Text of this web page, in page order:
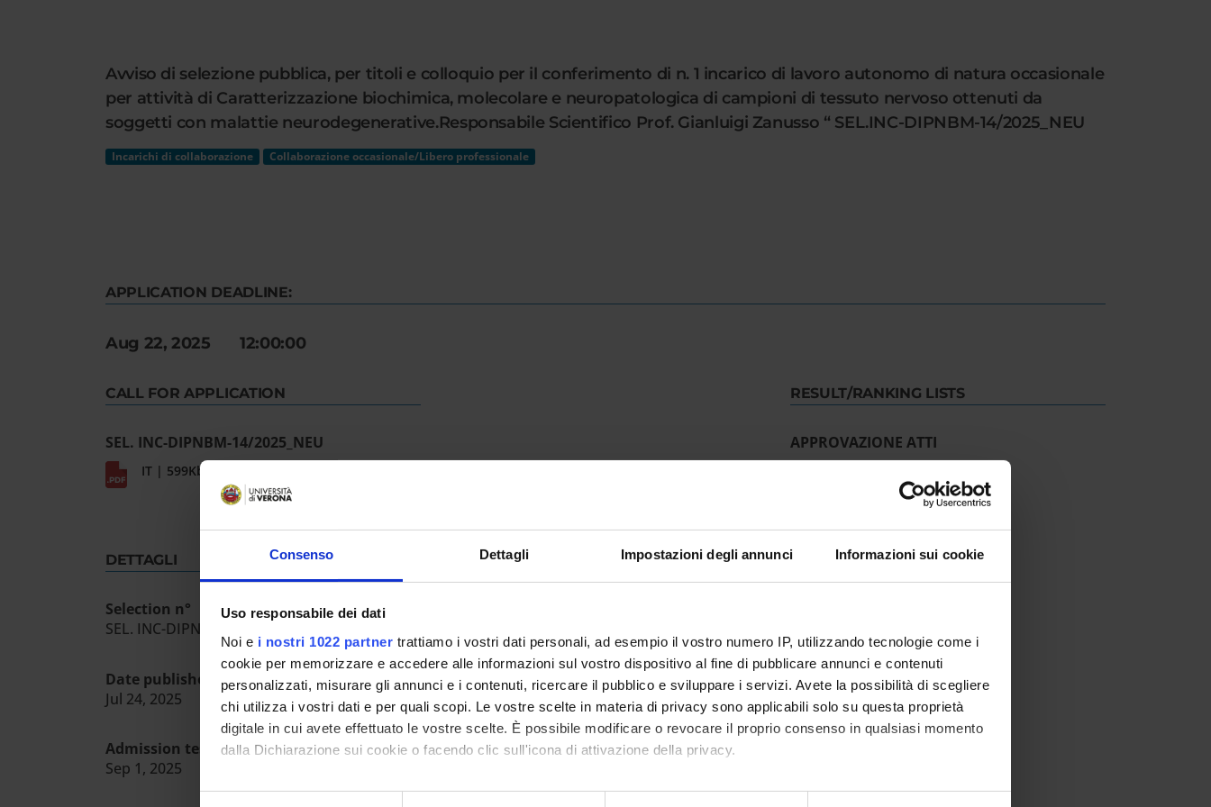
Consenso Dettagli Impostazioni degli annunci Informazioni sui cookie
Uso responsabile dei dati
Noi e i nostri 1022 partner trattiamo i vostri dati personali, ad esempio il vostro numero IP, utilizzando tecnologie come i
cookie per memorizzare e accedere alle informazioni sul vostro dispositivo al fine di pubblicare annunci e contenuti
personalizzati, misurare gli annunci e i contenuti, ricercare il pubblico e sviluppare i servizi. Avete la possibilità di scegliere
chi utilizza i vostri dati e per quali scopi. Le vostre scelte in materia di privacy sono applicabili solo su questa proprietà
digitale in cui avete effettuato le vostre scelte. È possibile modificare o revocare il proprio consenso in qualsiasi momento
dalla Dichiarazione sui cookie o facendo clic sull'icona di attivazione della privacy.
Con il tuo consenso, vorremmo anche:
Avviso di selezione pubblica, per titoli e colloquio per il conferimento di n. 1 incarico di lavoro autonomo di natura occasionale
per attività di Caratterizzazione biochimica, molecolare e neuropatologica di campioni di tessuto nervoso ottenuti da
soggetti con malattie neurodegenerative.Responsabile Scientifico Prof. Gianluigi Zanusso “ SEL.INC-DIPNBM-14/2025_NEU
Incarichi di collaborazione Collaborazione occasionale/Libero professionale
APPLICATION DEADLINE:
Aug 22, 2025 12:00:00
CALL FOR APPLICATION
SEL. INC-DIPNBM-14/2025_NEU
IT | 599Kb
DETTAGLI
Selection n°
SEL. INC-DIPNBM -14/2025 NEU
Date published in the official register
Jul 24, 2025
Admission test date
Sep 1, 2025
RESULT/RANKING LISTS
APPROVAZIONE ATTI